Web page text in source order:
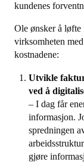
kundenes
Ole ønsker å løfte
virksomheten
kostnadene:
Utvikle
ved å
– I dag får
informasjon.
spredningen
gjøre